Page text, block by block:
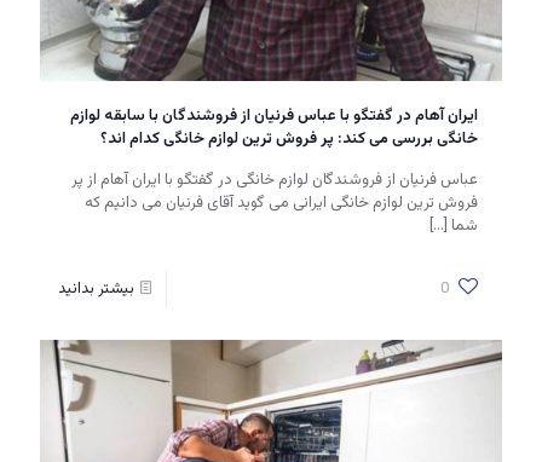
ایران آهام در گفتگو با عباس فرنیان از فروشندگان با سابقه لوازم
خانگی بررسی می کند: پر فروش ترین لوازم خانگی کدام اند؟
عباس فرنیان از فروشندگان لوازم خانگی در گفتگو با ایران آهام از پر
فروش ترین لوازم خانگی ایرانی می گوید آقای فرنیان می دانیم که
شما […]
0 بیشتر بدانید